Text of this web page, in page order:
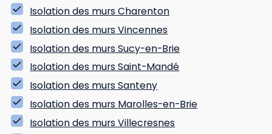
Isolation des murs Charenton
Isolation des murs Vincennes
Isolation des murs Sucy-en-Brie
Isolation des murs Saint-Mandé
Isolation des murs Santeny
Isolation des murs Marolles-en-Brie
Isolation des murs Villecresnes